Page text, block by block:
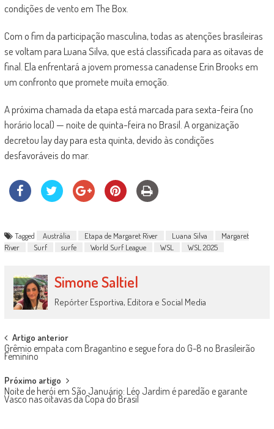
condições de vento em The Box.
Com o fim da participação masculina, todas as atenções brasileiras
se voltam para Luana Silva, que está classificada para as oitavas de
final. Ela enfrentará a jovem promessa canadense Erin Brooks em
um confronto que promete muita emoção.
A próxima chamada da etapa está marcada para sexta-feira (no
horário local) — noite de quinta-feira no Brasil. A organização
decretou lay day para esta quinta, devido às condições
desfavoráveis do mar.
Tagged Austrália Etapa de Margaret River Luana Silva
Margaret
River
Surf surfe World Surf League WSL WSL 2025
Simone Saltiel
Repórter Esportiva, Editora e Social Media
Post
navigation
Artigo anterior
Grêmio empata com Bragantino e segue fora do G-8 no Brasileirão
Feminino
Próximo artigo
Noite de herói em São Januário: Léo Jardim é paredão e garante
Vasco nas oitavas da Copa do Brasil